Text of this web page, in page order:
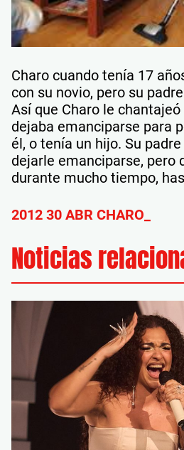
Charo cuando tenía 17
con su novio, pero su
Así que Charo le
dejaba emanciparse para
él, o tenía un hijo. Su
dejarle emanciparse, pero
durante mucho tiempo,
2012 30 ABR CHARO_
Noticias